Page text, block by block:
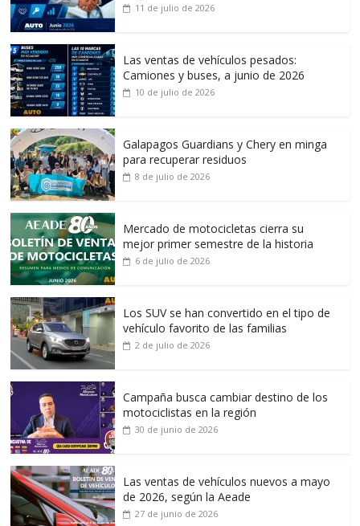
11 de julio de 2026
Las ventas de vehículos pesados:
Camiones y buses, a junio de 2026
10 de julio de 2026
Galapagos Guardians y Chery en minga
para recuperar residuos
8 de julio de 2026
Mercado de motocicletas cierra su
mejor primer semestre de la historia
6 de julio de 2026
Los SUV se han convertido en el tipo de
vehículo favorito de las familias
2 de julio de 2026
Campaña busca cambiar destino de los
motociclistas en la región
30 de junio de 2026
Las ventas de vehículos nuevos a mayo
de 2026, según la Aeade
27 de junio de 2026